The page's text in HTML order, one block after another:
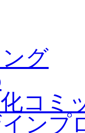
グ
コミ
ンプ